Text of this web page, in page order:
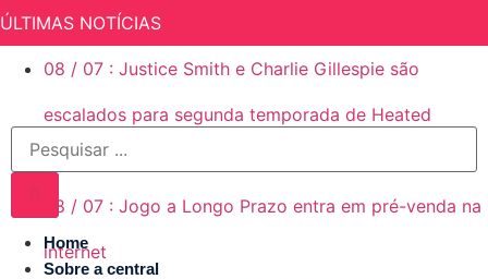
ÚLTIMAS NOTÍCIAS
08 / 07 : Justice Smith e Charlie Gillespie são
escalados para segunda temporada de Heated
Rivalry (Rivalidade Ardente)
08 / 07 : Jogo a Longo Prazo entra em pré-venda na
internet
Home
Sobre a central